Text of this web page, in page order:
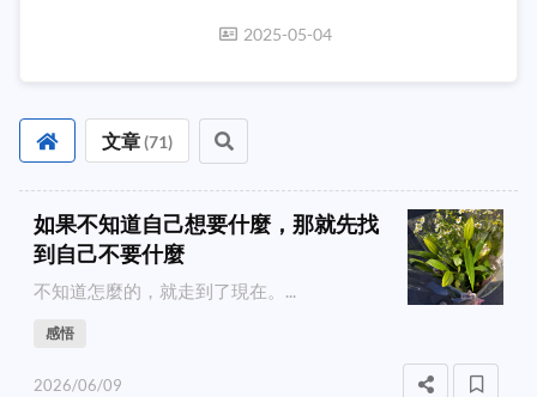
2025-05-04
文章(71)
如果不知道自己想要什麼，那就先找
到自己不要什麼
不知道怎麼的，就走到了現在。...
感悟
2026/06/09